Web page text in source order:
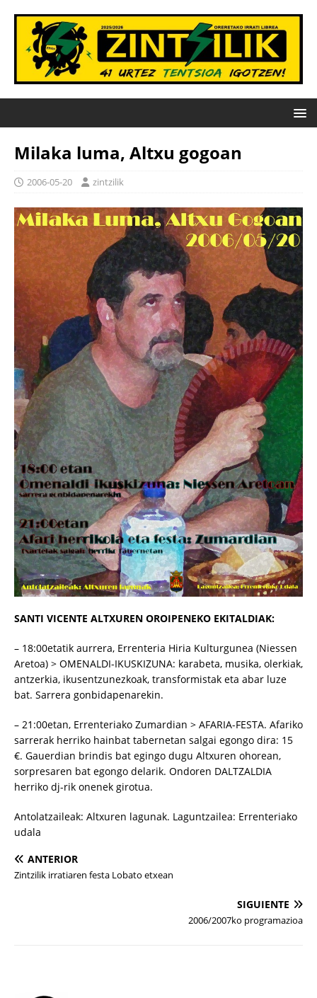
Milaka luma, Altxu gogoan
2006-05-20 zintzilik
SANTI VICENTE ALTXUREN OROIPENEKO EKITALDIAK:
– 18:00etatik aurrera, Errenteria Hiria Kulturgunea (Niessen
Aretoa) > OMENALDI-IKUSKIZUNA: karabeta, musika, olerkiak,
antzerkia, ikusentzunezkoak, transformistak eta abar luze
bat. Sarrera gonbidapenarekin.
– 21:00etan, Errenteriako Zumardian > AFARIA-FESTA. Afariko
sarrerak herriko hainbat tabernetan salgai egongo dira: 15
€. Gauerdian brindis bat egingo dugu Altxuren ohorean,
sorpresaren bat egongo delarik. Ondoren DALTZALDIA
herriko dj-rik onenek girotua.
Antolatzaileak: Altxuren lagunak. Laguntzailea: Errenteriako
udala
ANTERIOR
Zintzilik irratiaren festa Lobato etxean
SIGUIENTE
2006/2007ko programazioa